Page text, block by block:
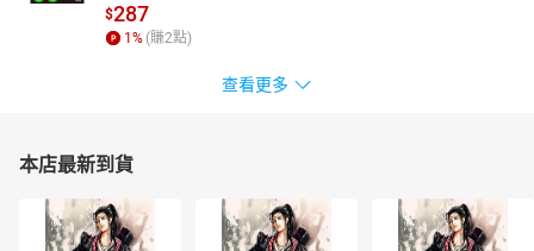
$287
1 % (賺2點)
查看更多
本店最新到貨